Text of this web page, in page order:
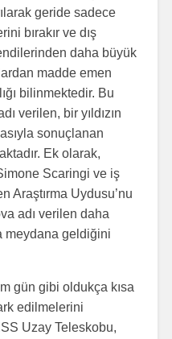
geride sadece
bırakır ve dış
daha büyük
madde emen
bilinmektedir. Bu
verilen, bir yıldızın
sonuçlanan
Ek olarak,
Scaringi ve iş
Araştırma Uydusu’nu
adı verilen daha
meydana geldiğini
gün gibi oldukça kısa
edilmelerini
Uzay Teleskobu,